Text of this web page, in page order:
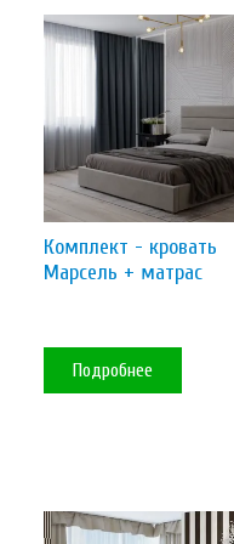
Комплект - кровать
Марсель + матрас
Подробнее